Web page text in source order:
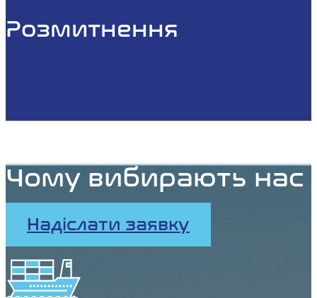
Розмитнення
Чому вибирають нас
Надіслати заявку